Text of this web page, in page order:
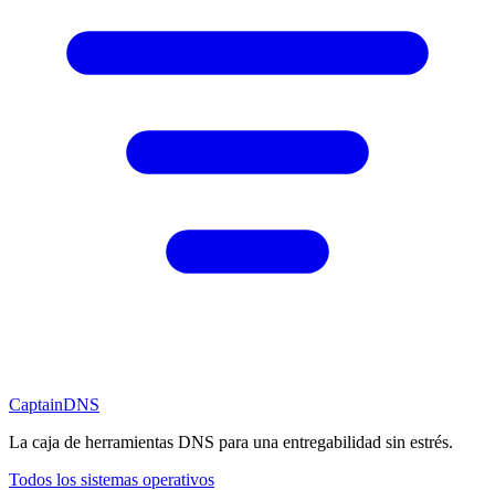
CaptainDNS
La caja de herramientas DNS para una entregabilidad sin estrés.
Todos los sistemas operativos